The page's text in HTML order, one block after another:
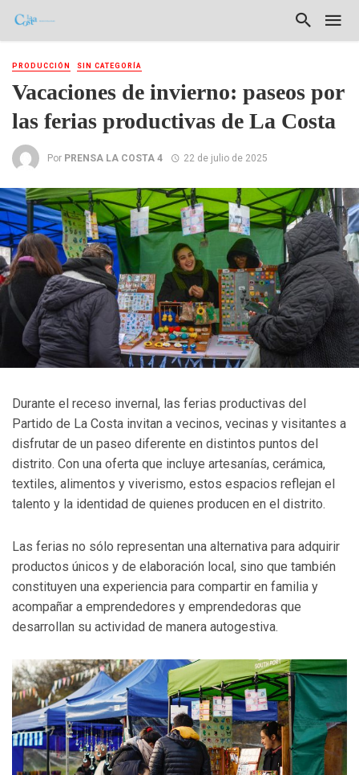
PRODUCCIÓN SIN CATEGORÍA
Vacaciones de invierno: paseos por
las ferias productivas de La Costa
Por PRENSA LA COSTA 4 22 de julio de 2025
Durante el receso invernal, las ferias productivas del
Partido de La Costa invitan a vecinos, vecinas y visitantes a
disfrutar de un paseo diferente en distintos puntos del
distrito. Con una oferta que incluye artesanías, cerámica,
textiles, alimentos y viverismo, estos espacios reflejan el
talento y la identidad de quienes producen en el distrito.
Las ferias no sólo representan una alternativa para adquirir
productos únicos y de elaboración local, sino que también
constituyen una experiencia para compartir en familia y
acompañar a emprendedores y emprendedoras que
desarrollan su actividad de manera autogestiva.